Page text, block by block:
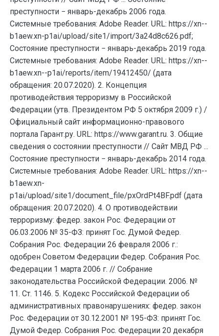
преступности − январь-декабрь 2006 года.
Системные требования: Adobe Reader. URL: https://xn--
b1aew.xn-p1ai/upload/site1/import/3a24d8c626.pdf;
Состояние преступности − январь-декабрь 2019 года.
Системные требования: Adobe Reader. URL: https://xn--
b1aew.xn--p1ai/reports/item/19412450/ (дата
обращения: 20.07.2020). 2. Концепция
противодействия терроризму в Российской
Федерации (утв. Президентом РФ 5 октября 2009 г.) /
Официальный сайт информационно-правового
портала Гарант.ру. URL: https://www.garant.ru. 3. Общие
сведения о состоянии преступности // Сайт МВД РФ ...
Состояние преступности − январь-декабрь 2014 года.
Системные требования: Adobe Reader. URL: https://xn--
b1aew.xn-
p1ai/upload/site1/document_file/pxOrdPt4BF.pdf (дата
обращения: 20.07.2020). 4. О противодействии
терроризму: федер. закон Рос. Федерации от
06.03.2006 № 35-ФЗ: принят Гос. Думой Федер.
Собрания Рос. Федерации 26 февраля 2006 г.:
одобрен Советом Федерации Федер. Собрания Рос.
Федерации 1 марта 2006 г. // Собрание
законодательства Российской Федерации. 2006. №
11. Ст. 1146. 5. Кодекс Российской Федерации об
административных правонарушениях: федер. закон
Рос. Федерации от 30.12.2001 № 195-ФЗ: принят Гос.
Думой Федер. Собрания Рос. Федерации 20 декабря